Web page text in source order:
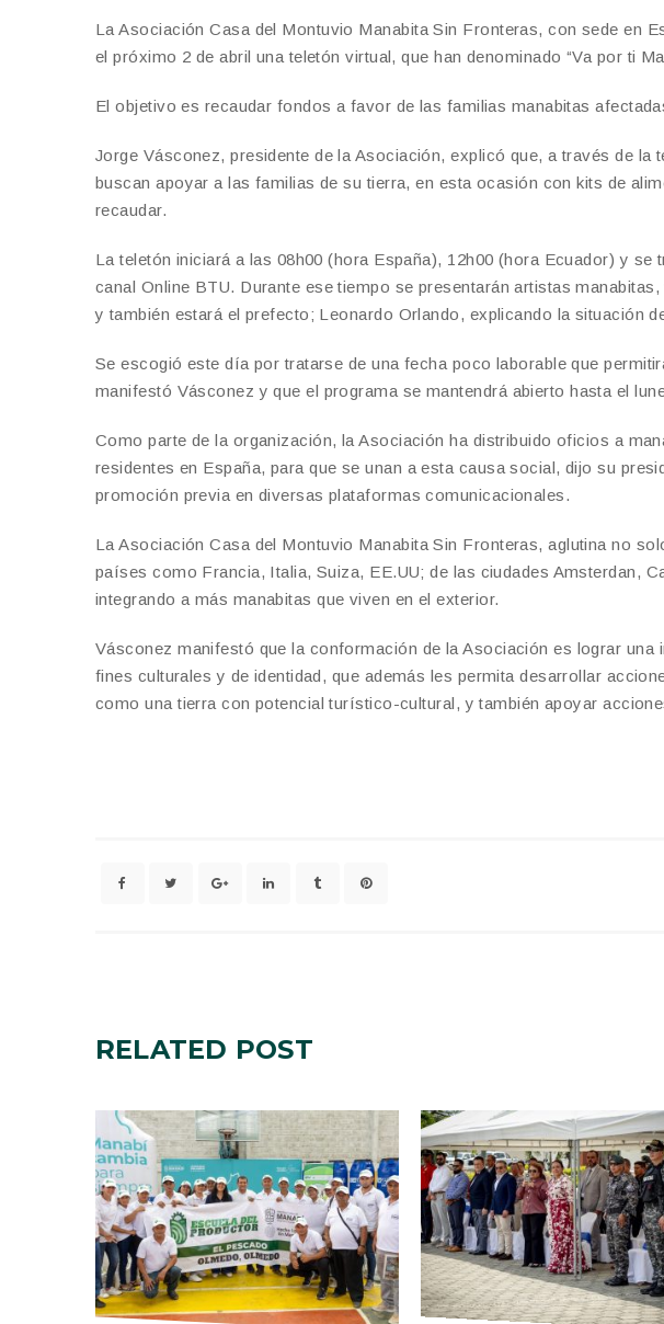
La Asociación Casa del Montuvio Manabita Sin Fronteras, con sede en
el próximo 2 de abril una teletón virtual, que han denominado “Va por ti
El objetivo es recaudar fondos a favor de las familias manabitas
Jorge Vásconez, presidente de la Asociación, explicó que, a través de la
buscan apoyar a las familias de su tierra, en esta ocasión con kits de
recaudar.
La teletón iniciará a las 08h00 (hora España), 12h00 (hora Ecuador) y
canal Online BTU. Durante ese tiempo se presentarán artistas
y también estará el prefecto; Leonardo Orlando, explicando la situación
Se escogió este día por tratarse de una fecha poco laborable que
manifestó Vásconez y que el programa se mantendrá abierto hasta el
Como parte de la organización, la Asociación ha distribuido oficios a
residentes en España, para que se unan a esta causa social, dijo su
promoción previa en diversas plataformas comunicacionales.
La Asociación Casa del Montuvio Manabita Sin Fronteras, aglutina no
países como Francia, Italia, Suiza, EE.UU; de las ciudades Amsterdan,
integrando a más manabitas que viven en el exterior.
Vásconez manifestó que la conformación de la Asociación es lograr una
fines culturales y de identidad, que además les permita desarrollar
como una tierra con potencial turístico-cultural, y también apoyar
RELATED POST